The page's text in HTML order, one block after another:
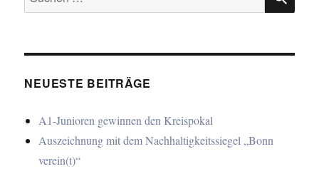
nach:
NEUESTE BEITRÄGE
A1-Junioren gewinnen den Kreispokal
Auszeichnung mit dem Nachhaltigkeitssiegel „Bonn
verein(t)“